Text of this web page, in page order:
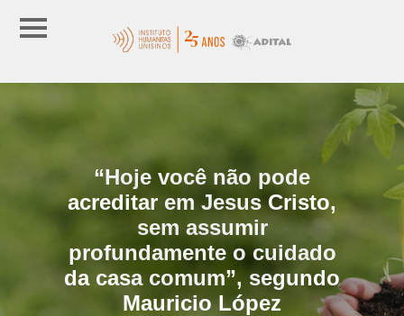
“Hoje você não pode
acreditar em Jesus Cristo,
sem assumir
profundamente o cuidado
da casa comum”, segundo
Mauricio López